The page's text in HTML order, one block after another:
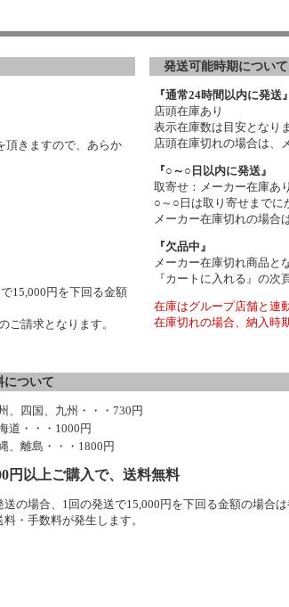
頂きますので、あらか
15,000円を下回る金額
ご請求となります。
発送可能時期について
『通常24時間以内に発送』
店頭在庫あり
表示在庫数は目安となり
店頭在庫切れの場合は、
『○～○日以内に発送』
取寄せ：メーカー在庫あり
○～○日は取り寄せまでに
メーカー在庫切れの場合
『欠品中』
メーカー在庫切れ商品と
『カートに入れる』の次
在庫はグループ店舗と連
在庫切れの場合、納入時
について
、四国、九州・・・730円
道・・・1000円
、離島・・・1800円
円以上ご購入で、送料無料
送の場合、1回の発送で15,000円を下回る金額の場合
料・手数料が発生します。